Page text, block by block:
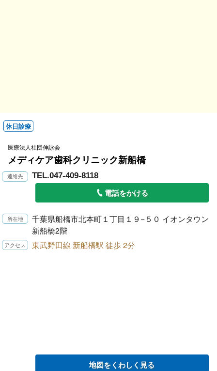
休日診療
医療法人社団伸詠会
メディケア歯科クリニック新船橋
TEL.047-409-8118
電話をかける
千葉県船橋市北本町１丁目１９−５０ イオンタウン
新船橋2階
東武野田線 新船橋駅 徒歩 2分
地図をくわしく見る